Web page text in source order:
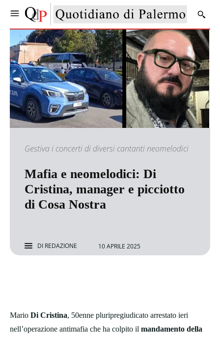
Gestiva i concerti di diversi cantanti neomelodici
Mafia e neomelodici: Di
Cristina, manager e picciotto
di Cosa Nostra
DI REDAZIONE 10 APRILE 2025
Mario Di Cristina, 50enne pluripregiudicato arrestato ieri
nell’operazione antimafia che ha colpito il mandamento della